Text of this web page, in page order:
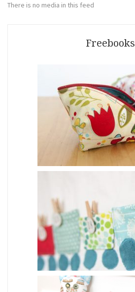
There is no media in this feed
Freebooks